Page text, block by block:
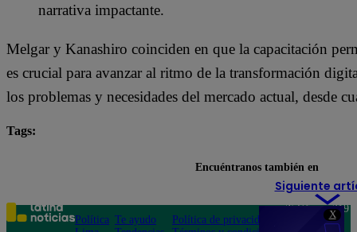
X
narrativa impactante.
Melgar y Kanashiro coinciden en que la capacitación
es crucial para avanzar al ritmo de la transformación
los problemas y necesidades del mercado actual, desde
Tags:
Siguiente
Encuéntranos también en
Política Te ayudo
Política de privacidad
Teléfono: 219